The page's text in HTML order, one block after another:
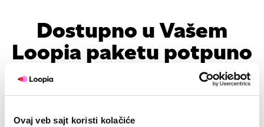
Ovaj veb sajt koristi kolačiće
Dostupno u Vašem
Loopia paketu potpuno